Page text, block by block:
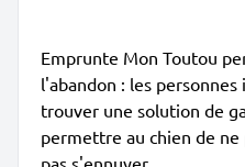
Emprunte Mon Toutou
l'abandon : les
trouver une solution de
permettre au chien de
pas s'ennuyer.